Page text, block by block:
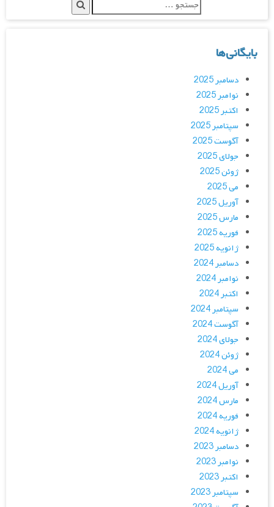
بایگانی‌ها
دسامبر 2025
نوامبر 2025
اکتبر 2025
سپتامبر 2025
آگوست 2025
جولای 2025
ژوئن 2025
می 2025
آوریل 2025
مارس 2025
فوریه 2025
ژانویه 2025
دسامبر 2024
نوامبر 2024
اکتبر 2024
سپتامبر 2024
آگوست 2024
جولای 2024
ژوئن 2024
می 2024
آوریل 2024
مارس 2024
فوریه 2024
ژانویه 2024
دسامبر 2023
نوامبر 2023
اکتبر 2023
سپتامبر 2023